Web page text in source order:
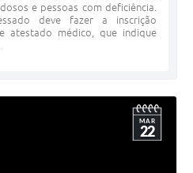
e pessoas com deficiência.
deve fazer a inscrição
atestado médico, que indique
MAR
22